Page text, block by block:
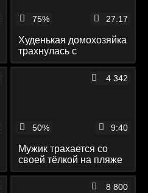
75% 27:17
Худенькая домохозяйка
трахнулась с
начальником мужа
перед скрытой камерой
50%
4 342
9:40
Мужик трахается со
своей тёлкой на пляже
перед скрытой камерой
8 800